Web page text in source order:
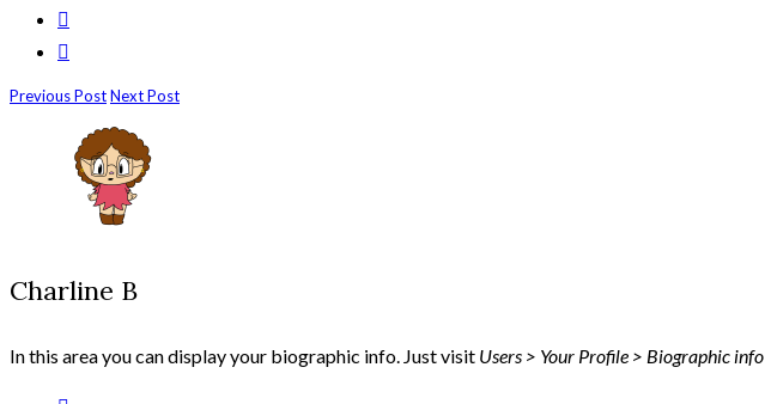
Previous PostNext Post
Charline B
In this area you can display your biographic info. Just visit Users > Your Profile > Biographic info